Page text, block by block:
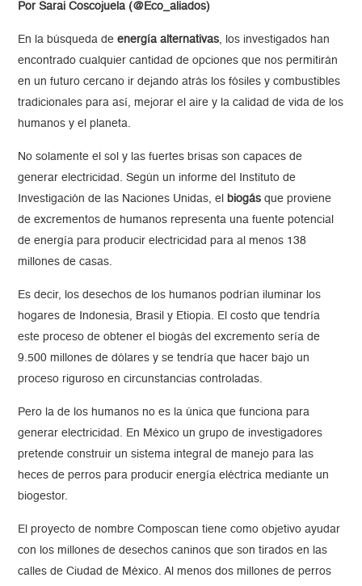
Por Sarai Coscojuela (@Eco_aliados)
En la búsqueda deenergía alternativas, los investigados han
encontrado cualquier cantidad de opciones que nos permitirán
en un futuro cercano ir dejando atrás los fósiles y combustibles
tradicionales para así, mejorar el aire y la calidad de vida de los
humanos y el planeta.
No solamente el sol y las fuertes brisas son capaces de
generar electricidad. Según un informe del Instituto de
Investigación de las Naciones Unidas, el
biogás que proviene
de excrementos de humanos representa una fuente potencial
de energía para producir electricidad para al menos 138
millones de casas.
Es decir, los desechos de los humanos podrían iluminar los
hogares de Indonesia, Brasil y Etiopia. El costo que tendría
este proceso de obtener el biogás del excremento sería de
9.500 millones de dólares y se tendría que hacer bajo un
proceso riguroso en circunstancias controladas.
Pero la de los humanos no es la única que funciona para
generar electricidad. En México un grupo de investigadores
pretende construir un sistema integral de manejo para las
heces de perros para producir energía eléctrica mediante un
biogestor.
El proyecto de nombre Composcan tiene como objetivo ayudar
con los millones de desechos caninos que son tirados en las
calles de Ciudad de México. Al menos dos millones de perros